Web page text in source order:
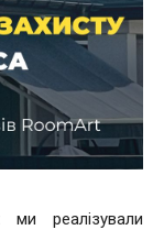
реалізували